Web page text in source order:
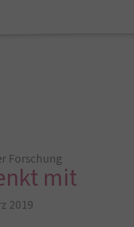
Forschung
mit
2019